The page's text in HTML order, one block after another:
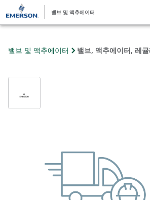
밸브 및 액추에이터
밸브 및 액추에이터 밸브, 액추에이터, 레